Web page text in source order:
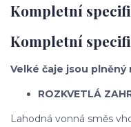
Kompletní
Kompletní
Velké čaje jsou
ROZKVETLÁ
Lahodná vonná směs